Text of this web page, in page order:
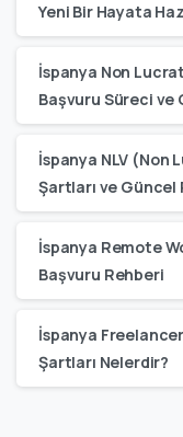
Yeni Bir Hayata
İspanya Non
Başvuru Süreci ve
İspanya NLV (Non
Şartları ve Güncel
İspanya Remote
Başvuru Rehberi
İspanya
Şartları Nelerdir?